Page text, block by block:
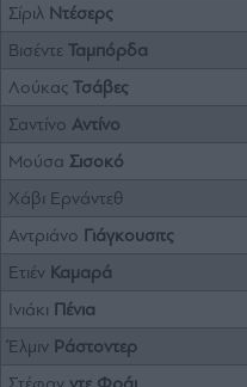
Σίριλ Ντέσερς
Βισέντε Ταμπόρδα
Λούκας Τσάβες
Σαντίνο Αντίνο
Μούσα Σισοκό
Χάβι Ερνάντεθ
Αντριάνο Γιάγκουσιτς
Ετιέν Καμαρά
Ινιάκι Πένια
Έλμιν Ράστοντερ